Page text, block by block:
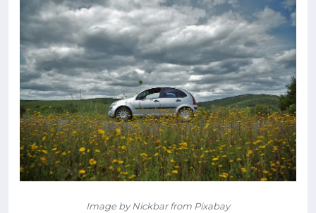
Image by Nickbar from Pixabay